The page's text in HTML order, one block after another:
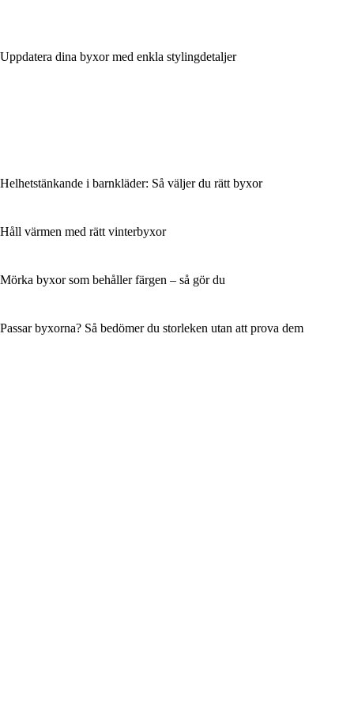
Uppdatera dina byxor med enkla stylingdetaljer
Helhetstänkande i barnkläder: Så väljer du rätt byxor
Håll värmen med rätt vinterbyxor
Mörka byxor som behåller färgen – så gör du
Passar byxorna? Så bedömer du storleken utan att prova dem